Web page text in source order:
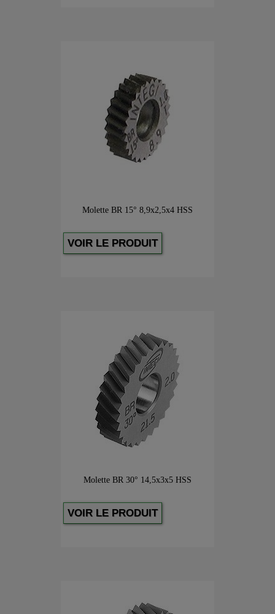
Molette BR 15° 8,9x2,5x4 HSS
VOIR LE PRODUIT
Molette BR 30° 14,5x3x5 HSS
VOIR LE PRODUIT